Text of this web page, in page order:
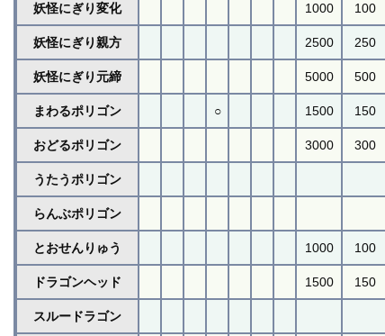
妖怪にぎり変化 1000 100
妖怪にぎり親方 2500 250
妖怪にぎり元締 5000 500
まわるポリゴン ○ 1500 150
おどるポリゴン 3000 300
うたうポリゴン
らんぶポリゴン
とおせんりゅう 1000 100
ドラゴンヘッド 1500 150
スルードラゴン